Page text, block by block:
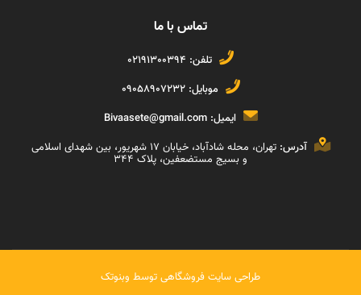
تماس با ما
تلفن: 02191300394
موبایل: 09058907232
ایمیل: Bivaasete@gmail.com
آدرس:
تهران، محله شادآباد، خیابان ١٧ شهریور، بین شهدای اسلامی
و بسیج مستضعفین، پلاک ۳۴۴
طراحی سایت فروشگاهی توسط وبنوتک